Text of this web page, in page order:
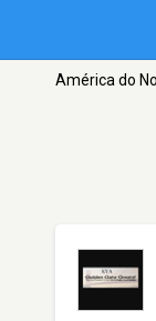
América do